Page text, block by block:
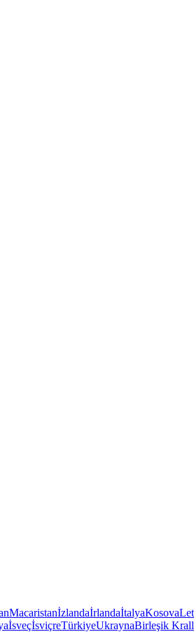
MacaristanİzlandaİrlandaİtalyaKosova
İsveçİsviçreTürkiyeUkraynaBirleşik